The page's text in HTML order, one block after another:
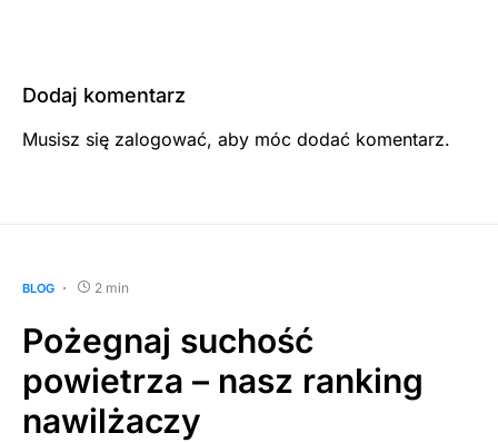
Dodaj komentarz
Musisz się zalogować, aby móc dodać komentarz.
BLOG 2 min
Pożegnaj suchość
powietrza – nasz ranking
nawilżaczy